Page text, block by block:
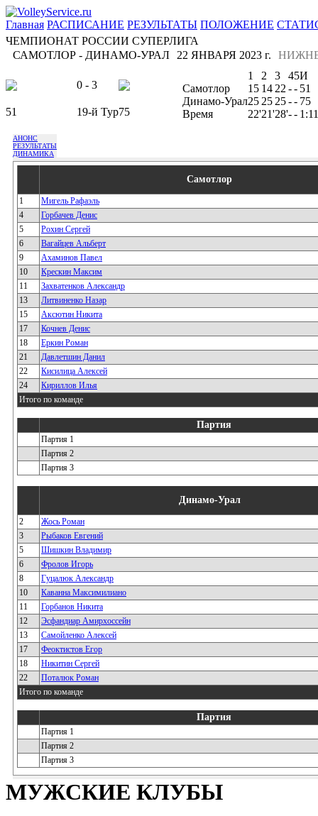
Главная РАСПИСАНИЕ РЕЗУЛЬТАТЫ ПОЛОЖЕНИЕ
ЧЕМПИОНАТ РОССИИ СУПЕРЛИГА
САМОТЛОР - ДИНАМО-УРАЛ
22 ЯНВАРЯ 2023 г.
0 - 3
51 19-й Тур75
1 2 3 45И
Самотлор
15 14 22 -- 51
Динамо-Урал25 25 25-- 75
Время
22'21'28'-- 1:11
АНОНС
РЕЗУЛЬТАТЫ
ДИНАМИКА
Самотлор
1
Мигель Рафаэль
4
Горбачев Денис
5
Рохин Сергей
6
Вагайцев Альберт
9
Ахаминов Павел
10
Крескин Максим
11
Захватенков Александр
13
Литвиненко Назар
15
Аксютин Никита
17
Кочнев Денис
18
Еркин Роман
21
Давлетшин Данил
22
Кисилица Алексей
24
Кириллов Илья
Итого по команде
Партия
Партия 1
Партия 2
Партия 3
Динамо-Урал
2
Жось Роман
3
Рыбаков Евгений
5
Шишкин Владимир
6
Фролов Игорь
8
Гуцалюк Александр
10
Каванна Максимилиано
11
Горбанов Никита
12
Эсфандиар Амирхоссейн
13
Самойленко Алексей
17
Феоктистов Егор
18
Никитин Сергей
22
Поталюк Роман
Итого по команде
Партия
Партия 1
Партия 2
Партия 3
МУЖСКИЕ КЛУБЫ